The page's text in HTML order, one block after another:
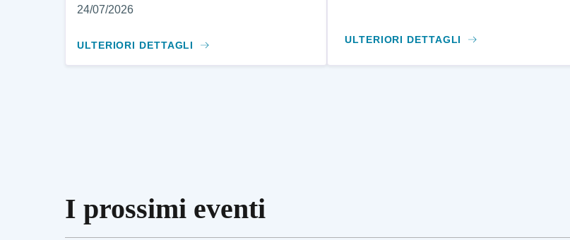
24/07/2026
ULTERIORI DETTAGLI ULTERIORI DETTAGLI
I prossimi eventi